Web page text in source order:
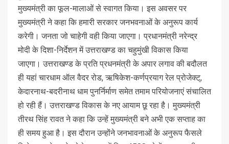
मुख्यमंत्री का फूल-मालाओं से स्वागत किया। इस अवसर पर
मुख्यमंत्री ने कहा कि हमारी सरकार जनभवनाओं के अनुरूप कार्य
करेगी। जनता जो चाहेगी वही किया जाएगा। प्रधानमंत्री नरेन्द्र
मोदी के दिशा-निर्देशन में उत्तराखण्ड का चहुमुंखी विकास किया
जाएगा। उत्तराखण्ड के प्रति प्रधनमंत्री के अपार लगाव की बदौलत
ही यहां चारधाम ऑल वैदर रोड, ऋषिकेश-कर्णप्रयाग रेल प्रोजेक्ट्,
केदारनाथ-बदरीनाथ धाम पुनर्निर्माण समेत तमाम परियोजनाएं संचालित
हो रही हैं। उत्तराखण्ड विकास के नए आयाम छू रहा है। मुख्यमंत्री
तीरथ सिंह रावत ने कहा कि उन्हें मुख्यमंत्री बने अभी एक सप्ताह का
ही समय हुआ है। इस दौरान उन्होंने जनभावनाओं के अनुरूप फैसले